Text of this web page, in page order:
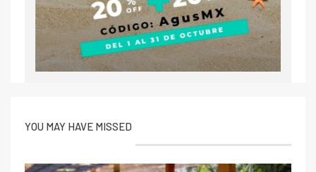
YOU MAY HAVE MISSED